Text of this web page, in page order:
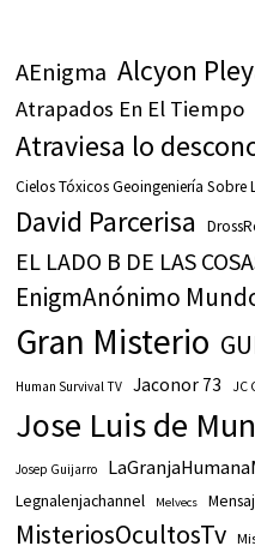
AEnigma Alcyon
Atrapados En El Tiempo
Atraviesa lo
Cielos Tóxicos Geoingeniería Sobre
David Parcerisa
EL LADO B DE LAS
EnigmAnónimo
Gran Misterio
Human Survival TV Jaconor 73 JC
Jose Luis de
Josep Guijarro
Legnalenjachannel Melvecs
MisteriosOcultosTv